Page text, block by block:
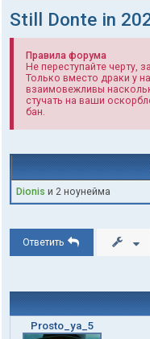
Still Donte in
Правила форума
Не переступайте черту,
Только вместо драки у
взаимовежливы
стучать на ваши
бан.
Dionis и 2 ноунейма
Ответить
Prosto_ya_5